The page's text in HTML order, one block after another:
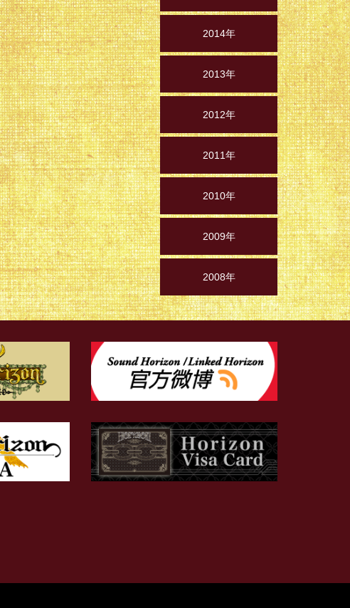
2014年
2013年
2012年
2011年
2010年
2009年
2008年